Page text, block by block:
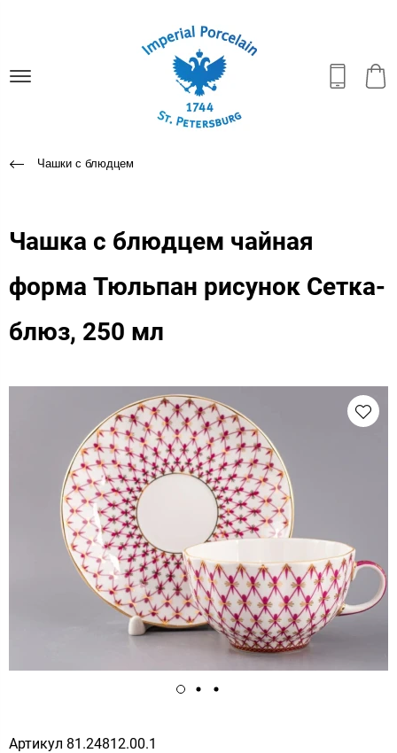
Чашки с блюдцем
Чашка с блюдцем чайная
форма Тюльпан рисунок Сетка-
блюз, 250 мл
Артикул 81.24812.00.1